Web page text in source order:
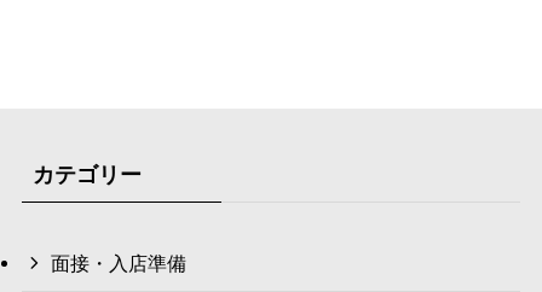
カテゴリー
面接・入店準備